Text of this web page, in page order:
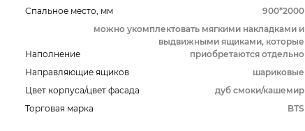
Спальное место, мм
900*2000
Наполнение
можно укомплектовать мягкими накладками и
выдвижными ящиками, которые
приобретаются отдельно
Направляющие ящиков
шариковые
Цвет корпуса/цвет фасада
дуб смоки/кашемир
Торговая марка
BTS